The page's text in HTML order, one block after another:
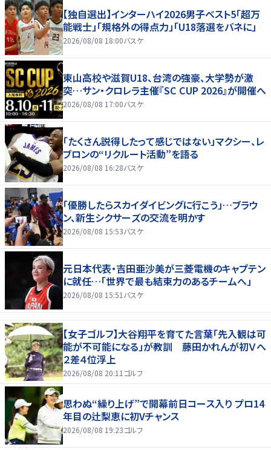
【独自選出】インターハイ2026男子ベスト5「超万
能戦士」「規格外の得点力」「U18落選をバネに」
2026/08/08 18:00バスケ
東山高校や滋賀U18、台湾の強豪、大学勢が激
突…サン・クロレラ主催『SC CUP 2026』が開催へ
2026/08/08 17:00バスケ
「たくさん説得したって感じではない」マクシー、レ
ブロンの“リクルート活動”を語る
2026/08/08 16:28バスケ
「優勝したらスカイダイビングに行こう」…ブラウ
ン、新生シクサーズの交流を明かす
2026/08/08 15:53バスケ
元日本代表・吉田亜沙美が三菱電機のキャプテン
に就任…「世界で最も結束力のあるチームへ」
2026/08/08 15:51 バスケ
【女子ゴルフ】大谷翔平を育てた言葉「先入観は可
能が不可能になる」が教訓 藤田かれんが初Ｖへ
２差４位浮上
2026/08/08 20:11 ゴルフ
思わぬ“繰り上げ”で開幕前日コース入り プロ14
年目の辻梨恵に初Vチャンス
2026/08/08 19:23ゴルフ